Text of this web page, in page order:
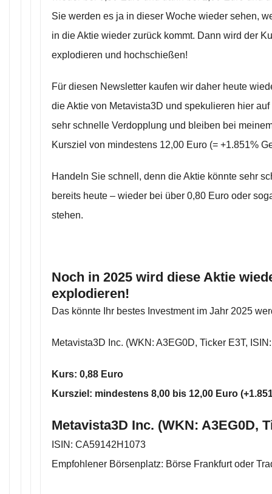
Sie werden es ja in dieser Woche wieder sehen,
in die Aktie wieder zurück kommt. Dann wird der
explodieren und hochschießen!
Für diesen Newsletter kaufen wir daher heute
die Aktie von Metavista3D und spekulieren hier
sehr schnelle Verdopplung und bleiben bei
Kursziel von mindestens 12,00 Euro (= +1.851%
Handeln Sie schnell, denn die Aktie könnte sehr
bereits heute – wieder bei über 0,80 Euro oder
stehen.
Noch in 2025 wird diese Aktie
explodieren!
Das könnte Ihr bestes Investment im Jahr 2025
Metavista3D Inc. (WKN: A3EG0D, Ticker E3T,
Kurs: 0,88 Euro
Kursziel: mindestens 8,00 bis 12,00 Euro
Metavista3D Inc. (WKN: A3EG0D,
ISIN: CA59142H1073
Empfohlener Börsenplatz: Börse Frankfurt oder